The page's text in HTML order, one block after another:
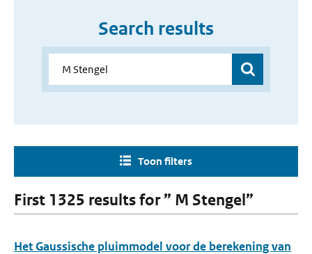
Search results
Toon filters
First 1325 results for ” M Stengel”
Het Gaussische pluimmodel voor de berekening van